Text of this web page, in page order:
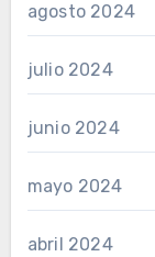
agosto 2024
julio 2024
junio 2024
mayo 2024
abril 2024